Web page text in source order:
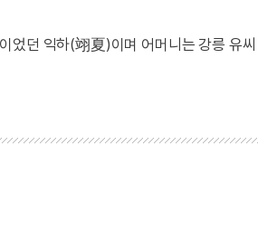
었던 익하(翊夏)이며 어머니는 강릉 유씨